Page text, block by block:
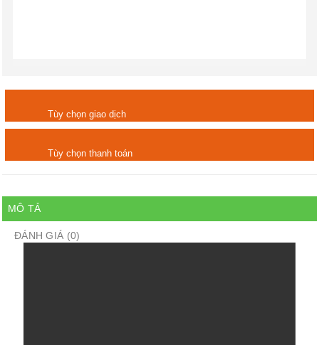
Tùy chọn giao dịch
Tùy chọn thanh toán
MÔ TẢ
ĐÁNH GIÁ (0)